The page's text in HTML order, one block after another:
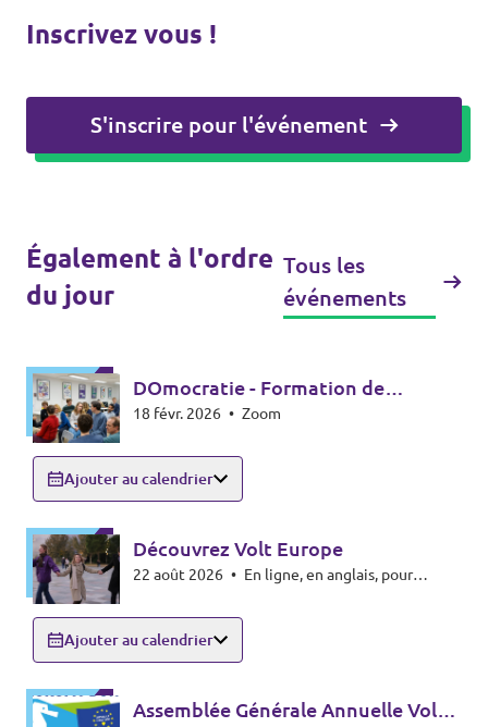
Inscrivez vous !
S'inscrire pour l'événement
Également à l'ordre
du jour
Tous les
événements
DOmocratie - Formation de
l'Académie Volt
18 févr. 2026 • Zoom
Ajouter au calendrier
Découvrez Volt Europe
22 août 2026 •
Ajouter au calendrier
Assemblée Générale Annuelle Volt